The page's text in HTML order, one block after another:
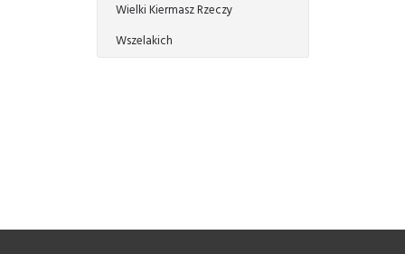
Wielki Kiermasz Rzeczy
Wszelakich